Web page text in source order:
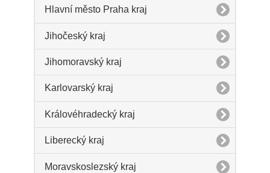
Hlavní město Praha kraj
Jihočeský kraj
Jihomoravský kraj
Karlovarský kraj
Královéhradecký kraj
Liberecký kraj
Moravskoslezský kraj